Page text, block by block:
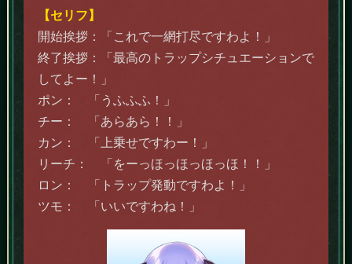
【セリフ】
開始挨拶：「これで一網打尽ですわよ！」
終了挨拶：「最高のトラップシチュエーションで
してよー！」
ポン： 「うふふふ！」
チー： 「あらあら！！」
カン： 「上乗せですわー！」
リーチ： 「をーっほっほっほっほ！！」
ロン： 「トラップ発動ですわよ！」
ツモ： 「いいですわね！」